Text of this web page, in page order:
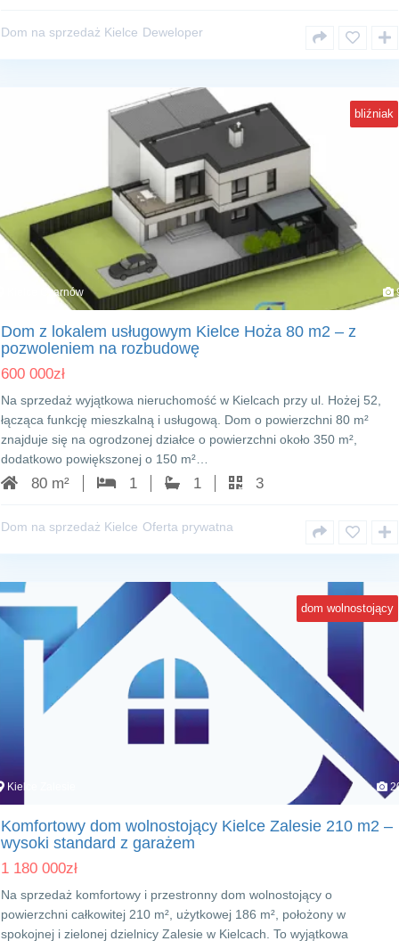
Dom na sprzedaż Kielce Deweloper
bliźniak
Kielce Czarnów
Dom z lokalem usługowym Kielce Hoża 80 m2 – z
pozwoleniem na rozbudowę
600 000zł
Na sprzedaż wyjątkowa nieruchomość w Kielcach przy ul. Hożej 52,
łącząca funkcję mieszkalną i usługową. Dom o powierzchni 80 m²
znajduje się na ogrodzonej działce o powierzchni około 350 m²,
dodatkowo powiększonej o 150 m²…
80 m² 1 1 3
Dom na sprzedaż Kielce Oferta prywatna
dom wolnostojący
Kielce Zalesie
Komfortowy dom wolnostojący Kielce Zalesie 210 m2 –
wysoki standard z garażem
1 180 000zł
Na sprzedaż komfortowy i przestronny dom wolnostojący o
powierzchni całkowitej 210 m², użytkowej 186 m², położony w
spokojnej i zielonej dzielnicy Zalesie w Kielcach. To wyjątkowa